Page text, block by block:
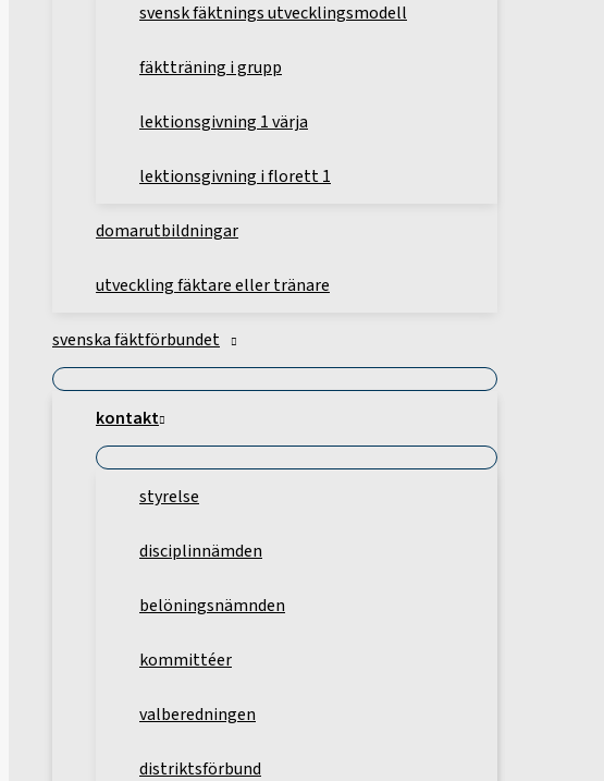
svensk fäktnings utvecklingsmodell
fäktträning i grupp
lektionsgivning 1 värja
lektionsgivning i florett 1
domarutbildningar
utveckling fäktare eller tränare
svenska fäktförbundet
kontakt
styrelse
disciplinnämden
belöningsnämnden
kommittéer
valberedningen
distriktsförbund